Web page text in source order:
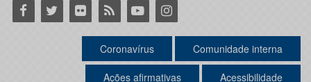
Facebook
Twitter Flickr RSS YoutubeInstagram
Coronavírus Comunidade interna
Ações afirmativas Acessibilidade